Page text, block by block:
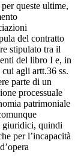
queste ultime,
del contratto
stipulato tra il
del libro I e, in
agli artt.36 ss.
parte di un
processuale
patrimoniale
giuridici, quindi
per l’incapacità